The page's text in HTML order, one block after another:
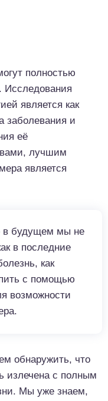
полностью
Исследования
является как
заболевания и
её
лучшим
является
в будущем мы не
в последние
как
с помощью
возможности
обнаружить, что
излечена с полным
Мы уже знаем,